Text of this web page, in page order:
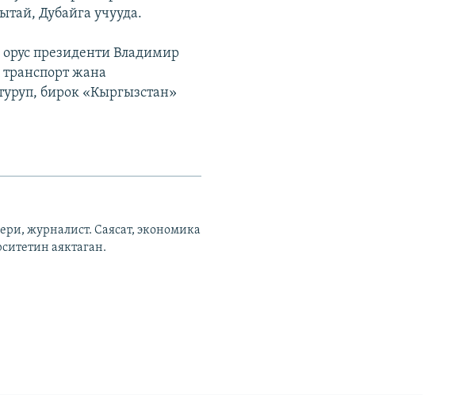
Дубайга учууда.
президенти Владимир
жана
бирок «Кыргызстан»
журналист. Саясат, экономика
аяктаган.